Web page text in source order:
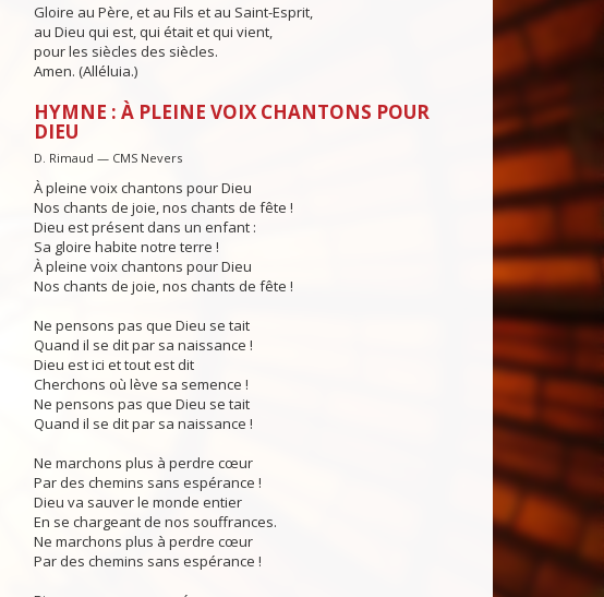
Gloire au Père, et au Fils et au Saint-Esprit,
au Dieu qui est, qui était et qui vient,
pour les siècles des siècles.
Amen. (Alléluia.)
HYMNE : À PLEINE VOIX CHANTONS POUR
DIEU
D. Rimaud — CMS Nevers
À pleine voix chantons pour Dieu
Nos chants de joie, nos chants de fête !
Dieu est présent dans un enfant :
Sa gloire habite notre terre !
À pleine voix chantons pour Dieu
Nos chants de joie, nos chants de fête !
Ne pensons pas que Dieu se tait
Quand il se dit par sa naissance !
Dieu est ici et tout est dit
Cherchons où lève sa semence !
Ne pensons pas que Dieu se tait
Quand il se dit par sa naissance !
Ne marchons plus à perdre cœur
Par des chemins sans espérance !
Dieu va sauver le monde entier
En se chargeant de nos souffrances.
Ne marchons plus à perdre cœur
Par des chemins sans espérance !